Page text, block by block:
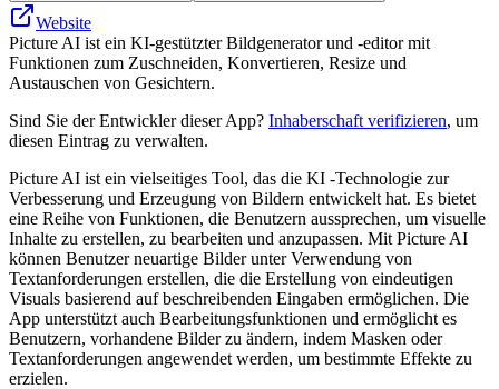
Website
Picture AI ist ein KI-gestützter Bildgenerator und -editor mit
Funktionen zum Zuschneiden, Konvertieren, Resize und
Austauschen von Gesichtern.
Sind Sie der Entwickler dieser App? Inhaberschaft verifizieren, um
diesen Eintrag zu verwalten.
Picture AI ist ein vielseitiges Tool, das die KI -Technologie zur
Verbesserung und Erzeugung von Bildern entwickelt hat. Es bietet
eine Reihe von Funktionen, die Benutzern aussprechen, um visuelle
Inhalte zu erstellen, zu bearbeiten und anzupassen. Mit Picture AI
können Benutzer neuartige Bilder unter Verwendung von
Textanforderungen erstellen, die die Erstellung von eindeutigen
Visuals basierend auf beschreibenden Eingaben ermöglichen. Die
App unterstützt auch Bearbeitungsfunktionen und ermöglicht es
Benutzern, vorhandene Bilder zu ändern, indem Masken oder
Textanforderungen angewendet werden, um bestimmte Effekte zu
erzielen.